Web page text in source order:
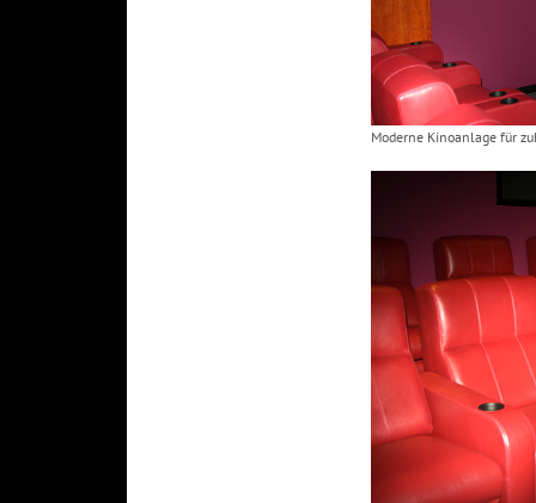
Moderne Kinoanlage für